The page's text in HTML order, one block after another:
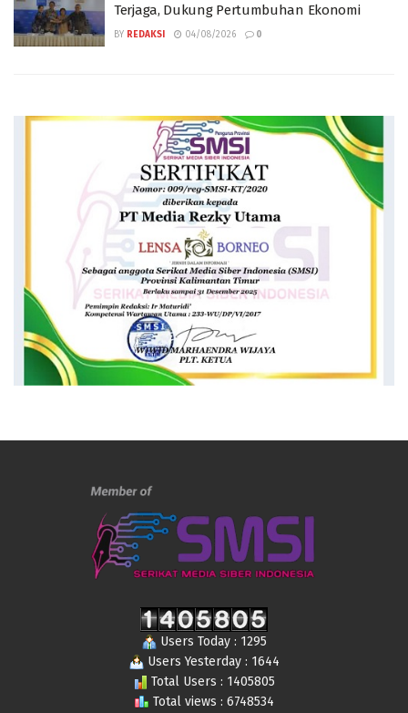
Terjaga, Dukung Pertumbuhan Ekonomi
BY REDAKSI 04/08/2026 0
Users Today : 1295
Users Yesterday : 1644
Total Users : 1405805
Total views : 6748534